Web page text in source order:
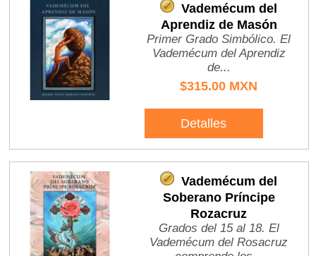
Vademécum del
Aprendiz de Masón
Primer Grado Simbólico. El
Vademécum del Aprendiz
de...
$315.00 MXN
Detalles
Vademécum del
Soberano Príncipe
Rozacruz
Grados del 15 al 18. El
Vademécum del Rosacruz